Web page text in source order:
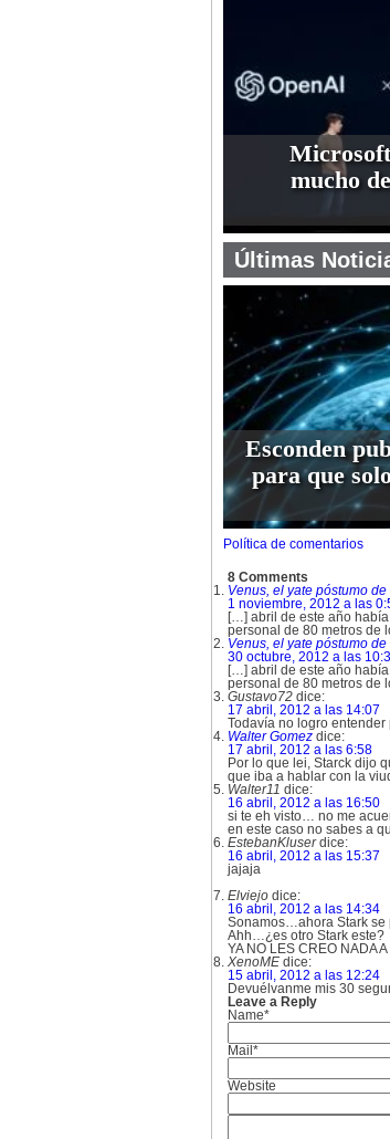
mucho
Últimas
Esconden
para que
Política de comentarios
8 Comments
Venus, el yate póstumo
1 noviembre, 2012 a las
[…] abril de este año
personal de 80 metros de
Venus, el yate póstumo
30 octubre, 2012 a las
[…] abril de este año
personal de 80 metros de
Gustavo72 dice:
17 abril, 2012 a las 14:07
Todavía no logro
Walter Gomez dice:
17 abril, 2012 a las 6:58
Por lo que lei, Starck dijo
que iba a hablar con la
Walter11 dice:
16 abril, 2012 a las 16:50
si te eh visto… no me
en este caso no sabes a
EstebanKluser dice:
16 abril, 2012 a las 15:37
jajaja
Elviejo dice:
16 abril, 2012 a las 14:34
Sonamos…ahora Stark se
Ahh…¿es otro Stark este?
YA NO LES CREO NADA
XenoME dice:
15 abril, 2012 a las 12:24
Devuélvanme mis 30
Leave a Reply
Name*
Mail*
Website